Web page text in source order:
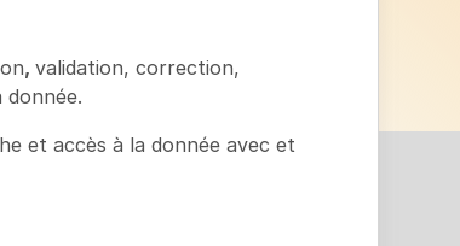
, validation, correction,
et accès à la donnée avec et